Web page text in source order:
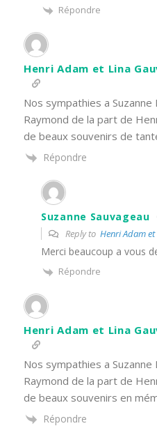
Répondre
Henri Adam et Lina
Nos sympathies a
Raymond de la part de
de beaux souvenirs de
Répondre
Suzanne Sauvageau
Reply to Henri Adam
Merci beaucoup a vous
Répondre
Henri Adam et Lina
Nos sympathies a
Raymond de la part de
de beaux souvenirs en
Répondre